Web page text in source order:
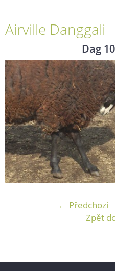
Airville Danggali
Dag
← Předchozí
Zpět